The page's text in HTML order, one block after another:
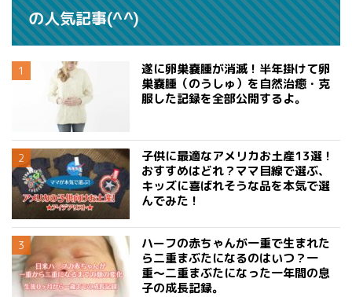
の人気記事(^^)
遂に卵巣嚢腫が消滅！半年掛けて卵
巣嚢腫（のうしゅ）を自然治癒・克
服した記録を全部公開するよ。
子供に最適なアメリカお土産13選！
おすすめはどれ？ママ目線で選ぶ、
キッズに喜ばれそうな品を本気で選
んでみた！
ハーフの赤ちゃんが一重で生まれた
ら二重まぶたになるのはいつ？一
重〜二重まぶたになった一年間の息
子の成長記録。